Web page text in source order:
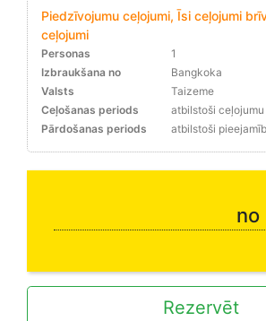
Piedzīvojumu ceļojumi, Īsi ceļojumi
ceļojumi
Personas
1
Izbraukšana no
Bangkoka
Valsts
Taizeme
Ceļošanas periods
atbilstoši
Pārdošanas periods
atbilstoši
no
Rezervēt